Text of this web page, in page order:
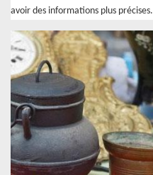
avoir des informations plus précises.